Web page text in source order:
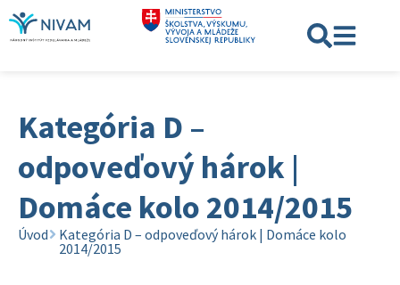
Kategória D –
odpoveďový hárok |
Domáce kolo 2014/2015
Úvod
Kategória D – odpoveďový hárok | Domáce kolo
2014/2015